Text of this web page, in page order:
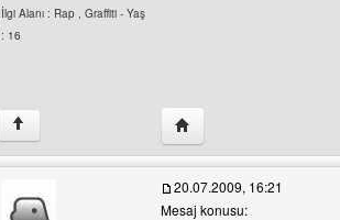
İlgi Alanı : Rap , Graffiti - Yaş
: 16
↑ Yazarın web sitesini
20.07.2009, 16:21
Mesaj konusu: